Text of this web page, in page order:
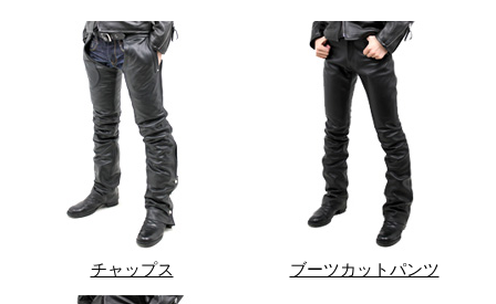
チャップス ブーツカットパンツ